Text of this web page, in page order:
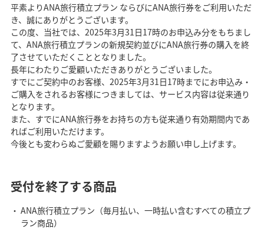
平素よりANA旅行積立プラン ならびにANA旅行券をご利用いただ
き、誠にありがとうございます。
この度、当社では、2025年3月31日17時のお申込み分をもちまし
て、ANA旅行積立プランの新規契約並びにANA旅行券の購入を終
了させていただくこととなりました。
長年にわたりご愛顧いただきありがとうございました。
すでにご契約中のお客様、2025年3月31日17時までにお申込み・
ご購入をされるお客様につきましては、サービス内容は従来通り
となります。
また、すでにANA旅行券をお持ちの方も従来通り有効期間内であ
ればご利用いただけます。
今後とも変わらぬご愛顧を賜りますようお願い申し上げます。
受付を終了する商品
ANA旅行積立プラン（毎月払い、一時払い含むすべての積立プ
ラン商品）